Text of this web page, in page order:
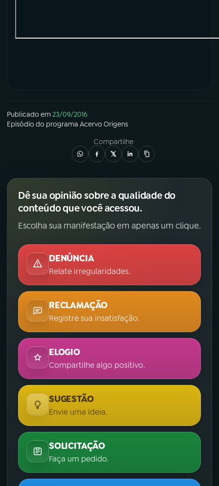
Publicado em23/09/2016
Episódio do programa Acervo Origens
Compartilhe
Dê sua opinião sobre a qualidade do
conteúdo que você acessou.
Escolha sua manifestação em apenas um clique.
DENÚNCIA
Relate irregularidades.
RECLAMAÇÃO
Registre sua insatisfação.
ELOGIO
Compartilhe algo positivo.
SUGESTÃO
Envie uma ideia.
SOLICITAÇÃO
Faça um pedido.